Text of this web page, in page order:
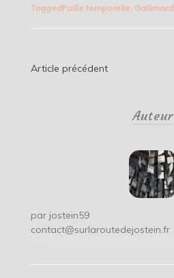
TaggedFaille temporelle, Gallimard,
Navigation
Article précédent
Auteur
par jostein59
contact@surlaroutedejostein.fr